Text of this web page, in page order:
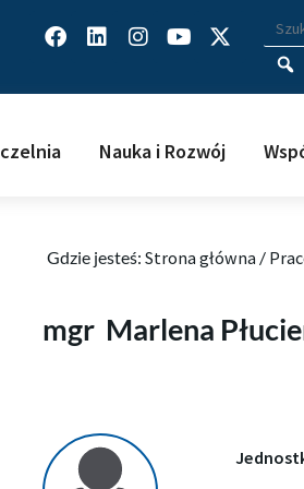
Facebook
LinkedinInstagram
Youtube
X-
twitter
Nauka i Rozwój
Gdzie jesteś: Strona główna /
mgr Marlena